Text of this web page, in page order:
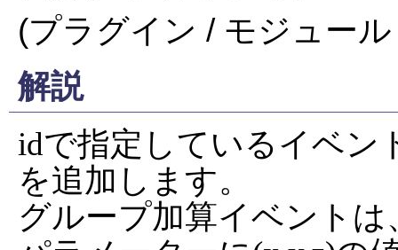
(プラグイン / モジュー
解説
idで指定しているイベン
を追加します。
グループ加算イベント